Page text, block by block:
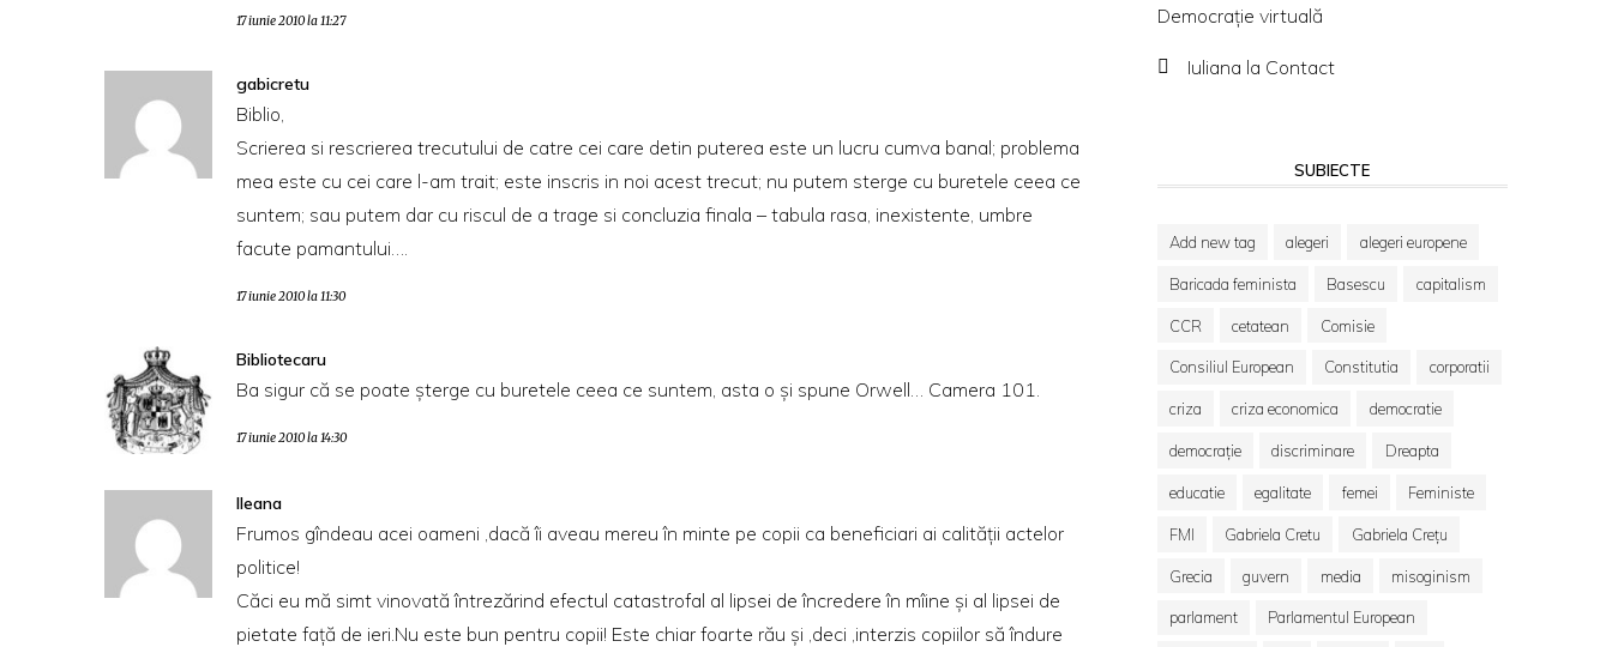
17 iunie 2010 la 11:27
gabicretu
Biblio,
Scrierea si rescrierea trecutului de catre cei care detin puterea este un lucru cumva banal; problema
mea este cu cei care l-am trait; este inscris in noi acest trecut; nu putem sterge cu buretele ceea ce
suntem; sau putem dar cu riscul de a trage si concluzia finala – tabula rasa, inexistente, umbre
facute pamantului….
17 iunie 2010 la 11:30
Bibliotecaru
Ba sigur că se poate şterge cu buretele ceea ce suntem, asta o şi spune Orwell… Camera 101.
17 iunie 2010 la 14:30
Ileana
Frumos gîndeau acei oameni ,dacă îi aveau mereu în minte pe copii ca beneficiari ai calităţii actelor
politice!
Căci eu mă simt vinovată întrezărind efectul catastrofal al lipsei de încredere în mîine şi al lipsei de
pietate faţă de ieri.Nu este bun pentru copii! Este chiar foarte rău şi ,deci ,interzis copiilor să îndure
Democraţie virtuală
Iuliana la Contact
SUBIECTE
Add new tag alegeri alegeri europene
Baricada feminista Basescu capitalism
CCR cetatean Comisie
Consiliul European Constitutia corporatii
criza criza economica democratie
democrație discriminare Dreapta
educatie egalitate femei Feministe
FMI Gabriela Cretu Gabriela Crețu
Grecia guvern media misoginism
parlament Parlamentul European